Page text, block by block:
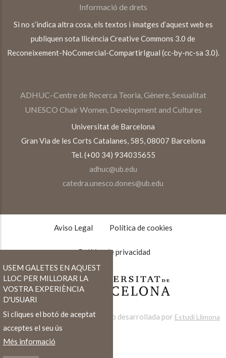
Informació de drets
Si no s’indica altra cosa, els textos i imatges d’aquest web es
publiquen sota llicència Creative Commons 3.0 de
Reconeixement-NoComercial-CompartirIgual (cc-by-nc-sa 3.0).
ADHUC–Centre de Recerca Teoria, Gènere, Sexualitat
UNESCO Chair Women, Development and Cultures
Universitat de Barcelona
Gran Via de les Corts Catalanes, 585, 08007 Barcelona
Tel. (+00 34) 934035655
adhuc@ub.edu
catedra.unesco.dones@ub.edu
TEXTOS
Aviso Legal Política de cookies
Política de privacidad
Web desarrollada por Estudi Llimona
USEM GALETES EN AQUEST
LLOC PER MILLORAR LA
VOSTRA EXPERIÈNCIA
D'USUARI
Si cliques el botó de aceptat
acceptes el seu ús
Més informació